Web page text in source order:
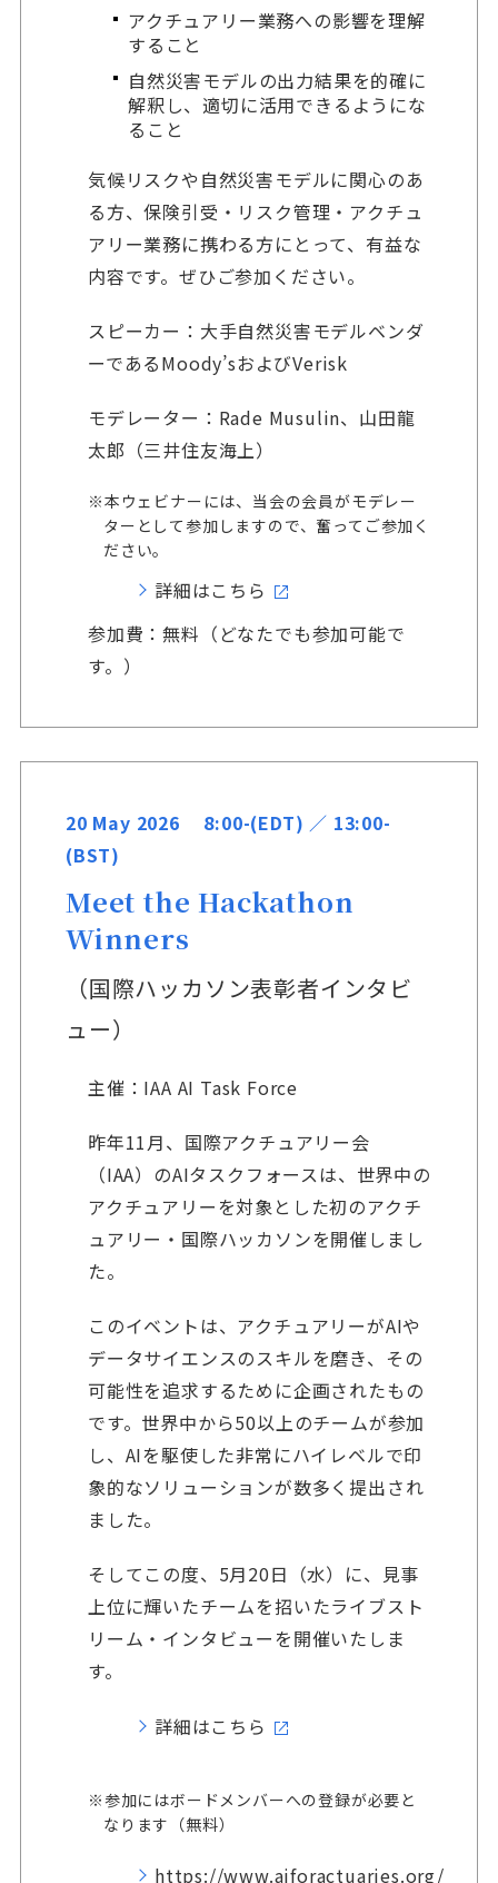
アクチュアリー業務への影響を理解
すること
自然災害モデルの出力結果を的確に
解釈し、適切に活用できるようにな
ること
気候リスクや自然災害モデルに関心のあ
る方、保険引受・リスク管理・アクチュ
アリー業務に携わる方にとって、有益な
内容です。ぜひご参加ください。
スピーカー：大手自然災害モデルベンダ
ーであるMoody’sおよびVerisk
モデレーター：Rade Musulin、山田龍
太郎（三井住友海上）
※本ウェビナーには、当会の会員がモデレー
ターとして参加しますので、奮ってご参加く
ださい。
詳細はこちら
参加費：無料（どなたでも参加可能で
す。）
20 May 2026 8:00-(EDT) ／ 13:00-
(BST)
Meet the Hackathon
Winners
（国際ハッカソン表彰者インタビ
ュー）
主催：IAA AI Task Force
昨年11月、国際アクチュアリー会
（IAA）のAIタスクフォースは、世界中の
アクチュアリーを対象とした初のアクチ
ュアリー・国際ハッカソンを開催しまし
た。
このイベントは、アクチュアリーがAIや
データサイエンスのスキルを磨き、その
可能性を追求するために企画されたもの
です。世界中から50以上のチームが参加
し、AIを駆使した非常にハイレベルで印
象的なソリューションが数多く提出され
ました。
そしてこの度、5月20日（水）に、見事
上位に輝いたチームを招いたライブスト
リーム・インタビューを開催いたしま
す。
詳細はこちら
※参加にはボードメンバーへの登録が必要と
なります（無料）
https://www.aiforactuaries.org/